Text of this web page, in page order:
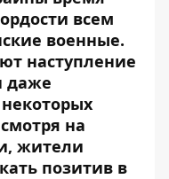
всем
военные.
наступление
даже
на
жители
позитив в